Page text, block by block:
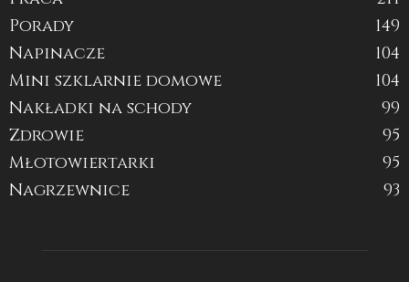
Porady
149
Napinacze
104
Mini szklarnie domowe
104
Nakładki na schody
99
Zdrowie
95
Młotowiertarki
95
Nagrzewnice
93